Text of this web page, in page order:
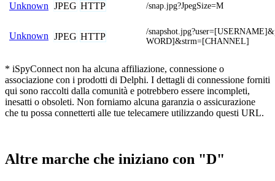
Unknown JPEG HTTP /snap.jpg?JpegSize=M
Unknown JPEG HTTP
/
WORD]&strm=[CHANNEL]
* iSpyConnect non ha alcuna affiliazione, connessione o
associazione con i prodotti di Delphi. I dettagli di connessione forniti
qui sono raccolti dalla comunità e potrebbero essere incompleti,
inesatti o obsoleti. Non forniamo alcuna garanzia o assicurazione
che tu possa connetterti alle tue telecamere utilizzando questi URL.
Altre marche che iniziano con "D"